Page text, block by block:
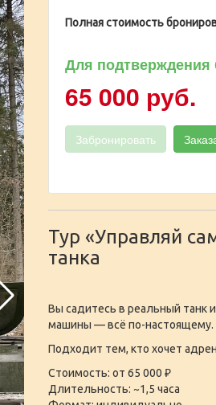
Полная стоимость
Для подтверждения
65 000 руб.
Забронировать
Тур «Управляй
танка
Вы садитесь в реальный танк
машины — всё по-настоящему.
Подходит тем, кто хочет
Стоимость: от 65 000 ₽
Длительность: ~1,5 часа